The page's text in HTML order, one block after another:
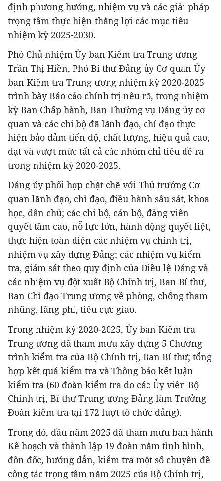
định phương hướng, nhiệm vụ và các giải pháp
trọng tâm thực hiện thắng lợi các mục tiêu
nhiệm kỳ 2025-2030.
Phó Chủ nhiệm Ủy ban Kiểm tra Trung ương
Trần Thị Hiền, Phó Bí thư Đảng ủy Cơ quan Ủy
ban Kiểm tra Trung ương nhiệm kỳ 2020-2025
trình bày Báo cáo chính trị nêu rõ, trong nhiệm
kỳ Ban Chấp hành, Ban Thường vụ Đảng ủy cơ
quan và các chi bộ đã lãnh đạo, chỉ đạo thực
hiện bảo đảm tiến độ, chất lượng, hiệu quả cao,
đạt và vượt mức tất cả các nhóm chỉ tiêu đề ra
trong nhiệm kỳ 2020-2025.
Đảng ủy phối hợp chặt chẽ với Thủ trưởng Cơ
quan lãnh đạo, chỉ đạo, điều hành sâu sát, khoa
học, dân chủ; các chi bộ, cán bộ, đảng viên
quyết tâm cao, nỗ lực lớn, hành động quyết liệt,
thực hiện toàn diện các nhiệm vụ chính trị,
nhiệm vụ xây dựng Đảng; các nhiệm vụ kiểm
tra, giám sát theo quy định của Điều lệ Đảng và
các nhiệm vụ đột xuất Bộ Chính trị, Ban Bí thư,
Ban Chỉ đạo Trung ương về phòng, chống tham
nhũng, lãng phí, tiêu cực giao.
Trong nhiệm kỳ 2020-2025, Ủy ban Kiểm tra
Trung ương đã tham mưu xây dựng 5 Chương
trình kiểm tra của Bộ Chính trị, Ban Bí thư; tổng
hợp kết quả kiểm tra và Thông báo kết luận
kiểm tra (60 đoàn kiểm tra do các Ủy viên Bộ
Chính trị, Bí thư Trung ương Đảng làm Trưởng
Đoàn kiểm tra tại 172 lượt tổ chức đảng).
Trong đó, đầu năm 2025 đã tham mưu ban hành
Kế hoạch và thành lập 19 đoàn nắm tình hình,
đôn đốc, hướng dẫn, kiểm tra một số chuyên đề
công tác trọng tâm năm 2025 của Bộ Chính trị,